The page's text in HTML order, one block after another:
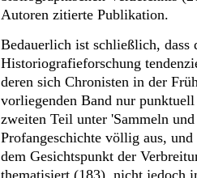
Autoren zitierte Publikation.
Bedauerlich ist schließlich, dass
Historiografieforschung
deren sich Chronisten in der
vorliegenden Band nur
zweiten Teil unter 'Sammeln
Profangeschichte völlig aus,
dem Gesichtspunkt der
thematisiert (183), nicht jedoch